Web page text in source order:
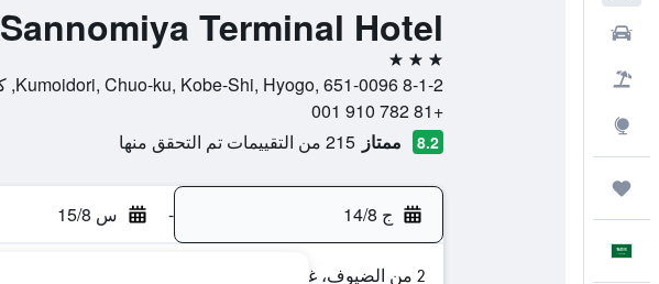
Sannomiya Terminal Hotel
3 نجوم
8-1-2 Kumoidori, Chuo-ku, Kobe-Shi, Hyogo, 651-0096, كوبي, محافظة هيوغو, اليابان
+81 782 910 001
8.2 ممتاز 215 من التقييمات تم التحقق منها
ج 14/8 - س 15/8
2 من الضيوف، غرفة واحدة